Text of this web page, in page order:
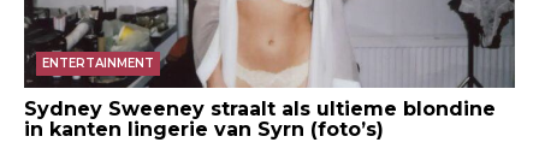
ENTERTAINMENT
Sydney Sweeney straalt als ultieme blondine
in kanten lingerie van Syrn (foto’s)